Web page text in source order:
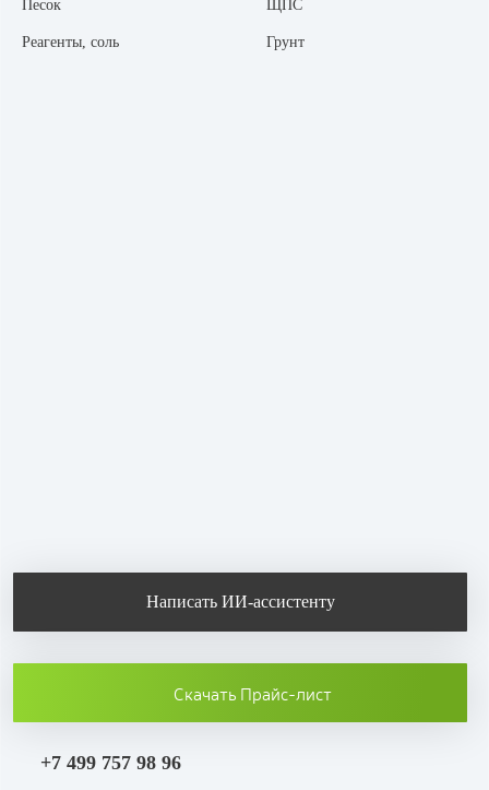
Написать ИИ-ассистенту
Скачать Прайс-лист
Песок
Реагенты, соль
ЩПС
Грунт
+7 499 757 98 96